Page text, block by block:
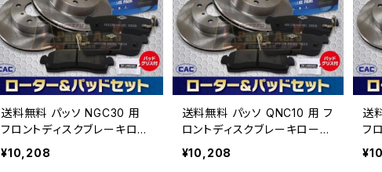
送料無料 パッソ NGC30 用
フロントディスクブレーキロー
タ.パッドセット PA492 （Ｃ
ＡＣ）/専用グリス付車体番号
¥10,208
送料無料 パッソ QNC10 用 フ
ロントディスクブレーキロータ.
パッドセット PA492 （ＣＡ
Ｃ）/専用グリス付車体番号必
¥10,208
送
フ
タ.
Ｃ